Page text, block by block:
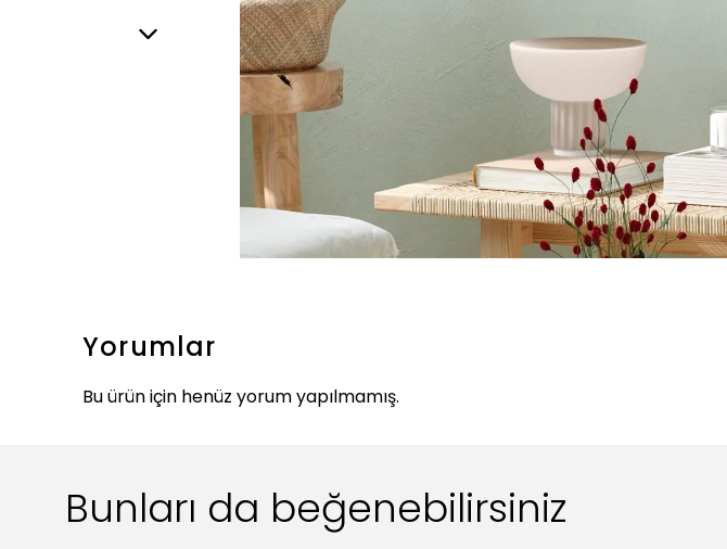
Yorumlar
Bu ürün için henüz yorum yapılmamış.
Bunları da beğenebilirsiniz